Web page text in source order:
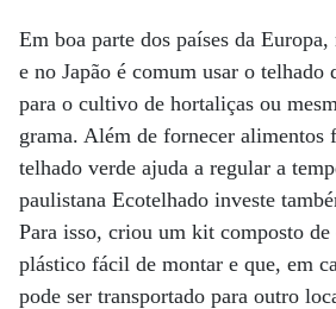
Em boa parte dos países da
e no Japão é comum usar o telhado
para o cultivo de hortaliças ou
grama. Além de fornecer alimentos
telhado verde ajuda a regular a
paulistana Ecotelhado investe
Para isso, criou um kit composto
plástico fácil de montar e que, em
pode ser transportado para outro